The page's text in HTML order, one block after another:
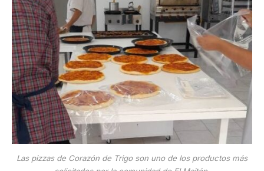
Las pizzas de Corazón de Trigo son uno de los productos más